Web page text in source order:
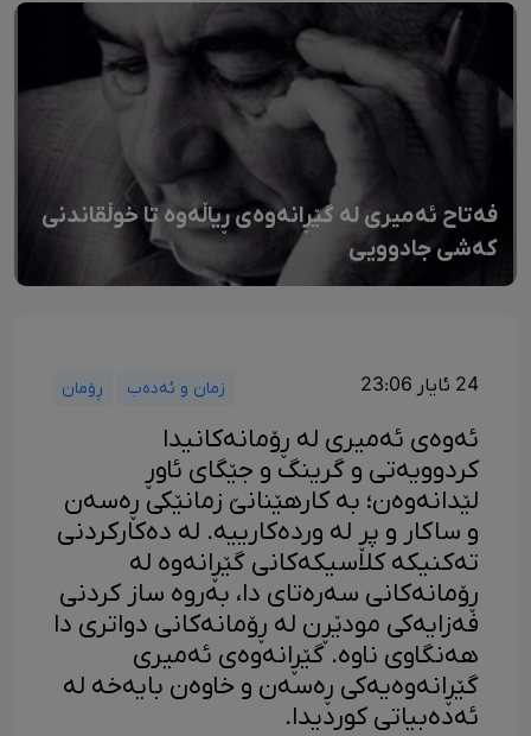
فەتاح ئەمیری لە گێڕانەوەی ڕیاڵەوە تا خوڵقاندنی
کەشی جادوویی
24 ئایار 23:06 زمان و ئەدەب ڕۆمان
ئەوەی ئەمیری لە ڕۆمانەکانیدا
کردوویەتی و گرینگ و جێگای ئاوڕ
لێدانەوەن؛ بە کارهێنانێ زمانێکی ڕەسەن
و ساکار و پڕ لە وردەکارییە. لە دەکارکردنی
تەکنیکە کلاسیکەکانی گێڕانەوە لە
ڕۆمانەکانی سەرەتای دا، بەروە ساز کردنی
فەزایەکی مودێڕن لە ڕۆمانەکانی دواتری دا
هەنگاوی ناوە. گێڕانەوەی ئەمیری
گێڕانەوەیەکی ڕەسەن و خاوەن بایەخە لە
ئەدەبیاتی کوردیدا.